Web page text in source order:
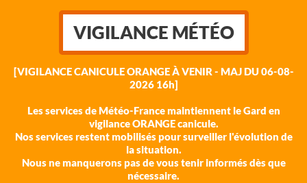
VIGILANCE MÉTÉO
[VIGILANCE CANICULE ORANGE À VENIR - MAJ DU 06-08-
2026 16h]
Les services de Météo-France maintiennent le Gard en
vigilance ORANGE canicule.
Nos services restent mobilisés pour surveiller l'évolution de
la situation.
Nous ne manquerons pas de vous tenir informés dès que
nécessaire.